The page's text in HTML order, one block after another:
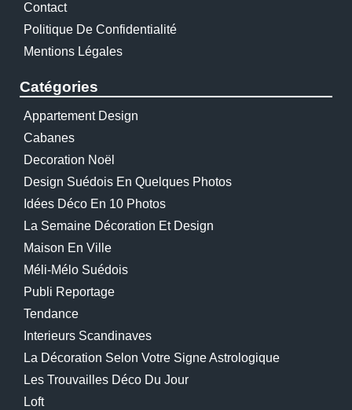
Contact
Politique De Confidentialité
Mentions Légales
Catégories
Appartement Design
Cabanes
Decoration Noël
Design Suédois En Quelques Photos
Idées Déco En 10 Photos
La Semaine Décoration Et Design
Maison En Ville
Méli-Mélo Suédois
Publi Reportage
Tendance
Interieurs Scandinaves
La Décoration Selon Votre Signe Astrologique
Les Trouvailles Déco Du Jour
Loft